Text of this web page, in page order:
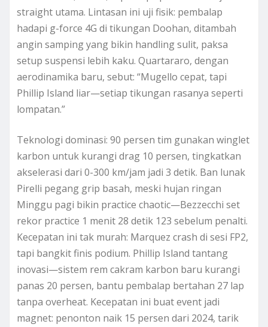
straight utama. Lintasan ini uji fisik: pembalap
hadapi g-force 4G di tikungan Doohan, ditambah
angin samping yang bikin handling sulit, paksa
setup suspensi lebih kaku. Quartararo, dengan
aerodinamika baru, sebut: “Mugello cepat, tapi
Phillip Island liar—setiap tikungan rasanya seperti
lompatan.”
Teknologi dominasi: 90 persen tim gunakan winglet
karbon untuk kurangi drag 10 persen, tingkatkan
akselerasi dari 0-300 km/jam jadi 3 detik. Ban lunak
Pirelli pegang grip basah, meski hujan ringan
Minggu pagi bikin practice chaotic—Bezzecchi set
rekor practice 1 menit 28 detik 123 sebelum penalti.
Kecepatan ini tak murah: Marquez crash di sesi FP2,
tapi bangkit finis podium. Phillip Island tantang
inovasi—sistem rem cakram karbon baru kurangi
panas 20 persen, bantu pembalap bertahan 27 lap
tanpa overheat. Kecepatan ini buat event jadi
magnet: penonton naik 15 persen dari 2024, tarik